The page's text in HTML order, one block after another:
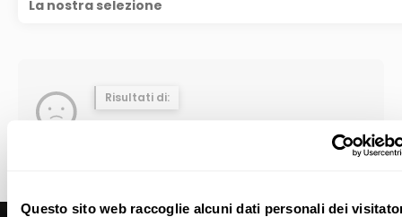
Questo sito web raccoglie alcuni dati personali dei
La nostra selezione
Risultati di:
Con questo criterio non è stata trovata